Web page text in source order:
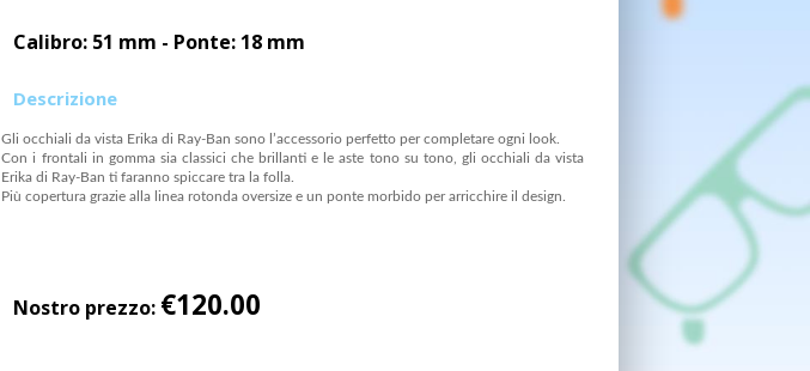
Calibro: 51 mm - Ponte: 18 mm
Descrizione
Gli occhiali da vista Erika di Ray-Ban sono l’accessorio perfetto per completare ogni look.
Con i frontali in gomma sia classici che brillanti e le aste tono su tono, gli occhiali da vista
Erika di Ray-Ban ti faranno spiccare tra la folla.
Più copertura grazie alla linea rotonda oversize e un ponte morbido per arricchire il design.
Nostro prezzo: €120.00